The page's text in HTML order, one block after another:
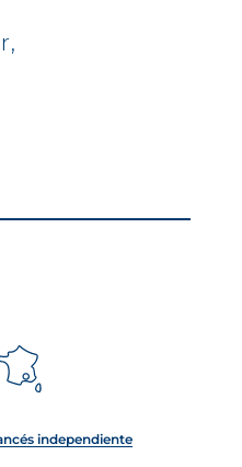
independiente